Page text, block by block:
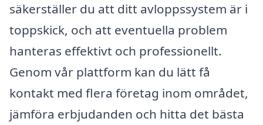
säkerställer du att ditt avloppssystem är i
toppskick, och att eventuella problem
hanteras effektivt och professionellt.
Genom vår plattform kan du lätt få
kontakt med flera företag inom området,
jämföra erbjudanden och hitta det bästa